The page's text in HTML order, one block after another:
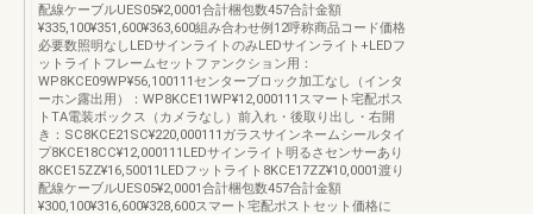
配線ケーブルUES05¥2,0001合計梱包数457合計金額
¥335,100¥351,600¥363,600組み合わせ例12呼称商品コード価格
必要数照明なしLEDサインライトのみLEDサインライト+LEDフ
ットライトフレームセットファンクション用：
WP8KCE09WP¥56,100111センターブロック加工なし（インタ
ーホン露出用）：WP8KCE11WP¥12,000111スマート宅配ポス
トTA電装ボックス（カメラなし）前入れ・後取り出し・右開
き：SC8KCE21SC¥220,000111ガラスサインネームシールタイ
プ8KCE18CC¥12,000111LEDサインライト明るさセンサーあり
8KCE15ZZ¥16,50011LEDフットライト8KCE17ZZ¥10,0001渡り
配線ケーブルUES05¥2,0001合計梱包数457合計金額
¥300,100¥316,600¥328,600スマート宅配ポストセット価格に